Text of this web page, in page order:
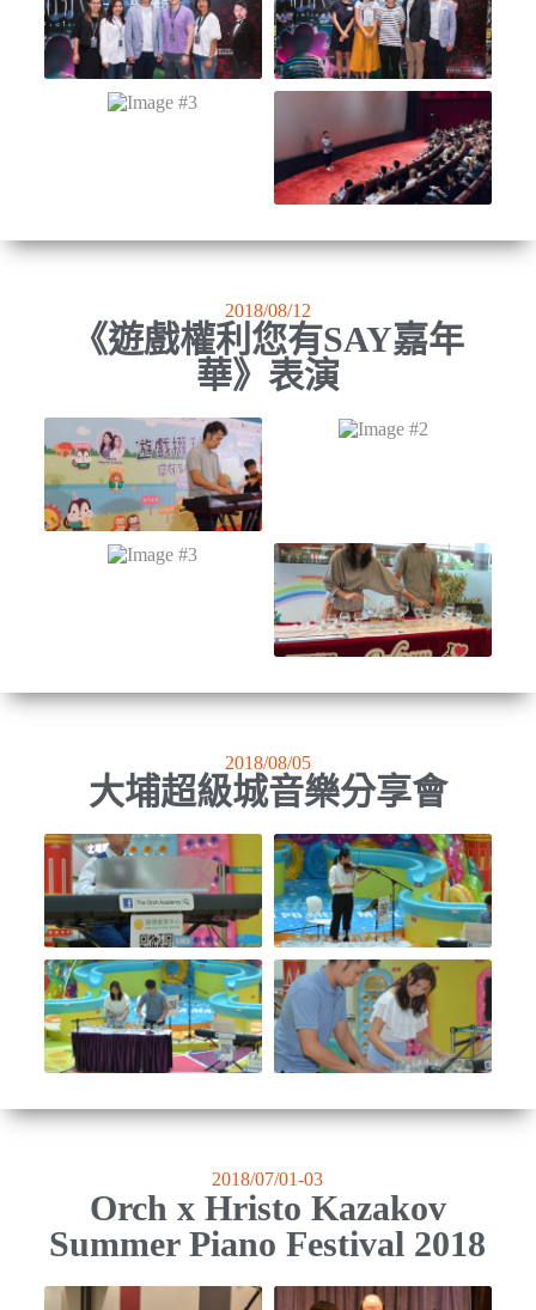
2018/08/12
《遊戲權利您有SAY嘉年
華》表演
2018/08/05
大埔超級城音樂分享會
2018/07/01-03
Orch x Hristo Kazakov
Summer Piano Festival 2018